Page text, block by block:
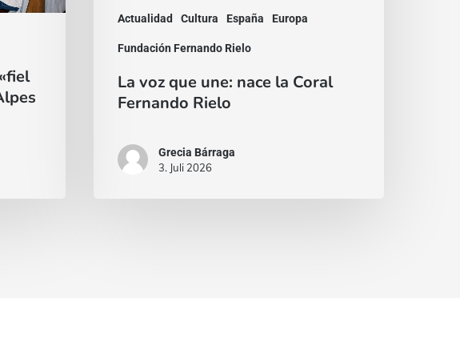
Actualidad Cultura España Europa
Fundación Fernando Rielo
Rielo
La voz que une: nace la Coral
Fernando Rielo
Grecia Bárraga
3. Juli 2026